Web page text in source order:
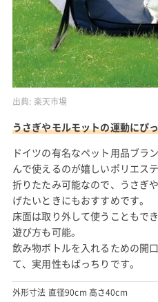
出典: 楽天市場
うさぎやモルモットの運動にぴ
ドイツの有名なペット用品ブラ
んで使えるのが嬉しいポリエス
折りたたみ可能なので、うさぎ
げたいときにもおすすめです。
床面は取り外して使うこともで
遊び方も可能。
飲み物ボトルを入れるための開
て、実用性もばっちりです。
外形寸法 直径90cm 高さ40cm